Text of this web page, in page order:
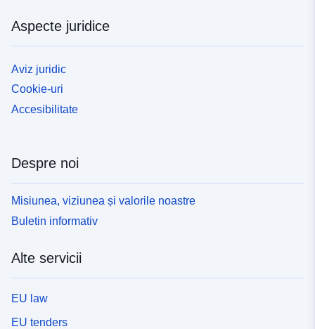
Aspecte juridice
Aviz juridic
Cookie-uri
Accesibilitate
Despre noi
Misiunea, viziunea și valorile noastre
Buletin informativ
Alte servicii
EU law
EU tenders